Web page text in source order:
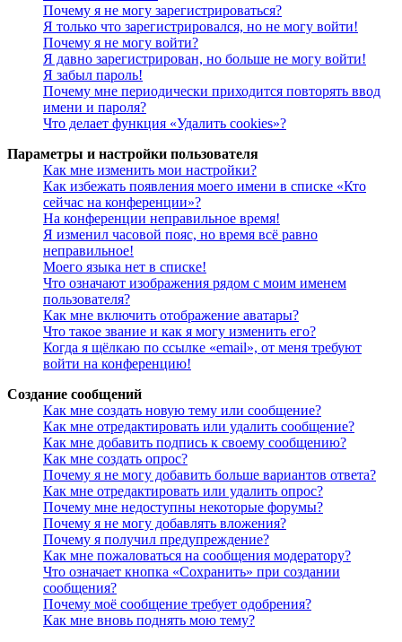
Почему я не могу зарегистрироваться?
Я только что зарегистрировался, но не могу войти!
Почему я не могу войти?
Я давно зарегистрирован, но больше не могу войти!
Я забыл пароль!
Почему мне периодически приходится повторять ввод
имени и пароля?
Что делает функция «Удалить cookies»?
Параметры и настройки пользователя
Как мне изменить мои настройки?
Как избежать появления моего имени в списке «Кто
сейчас на конференции»?
На конференции неправильное время!
Я изменил часовой пояс, но время всё равно
неправильное!
Моего языка нет в списке!
Что означают изображения рядом с моим именем
пользователя?
Как мне включить отображение аватары?
Что такое звание и как я могу изменить его?
Когда я щёлкаю по ссылке «email», от меня требуют
войти на конференцию!
Создание сообщений
Как мне создать новую тему или сообщение?
Как мне отредактировать или удалить сообщение?
Как мне добавить подпись к своему сообщению?
Как мне создать опрос?
Почему я не могу добавить больше вариантов ответа?
Как мне отредактировать или удалить опрос?
Почему мне недоступны некоторые форумы?
Почему я не могу добавлять вложения?
Почему я получил предупреждение?
Как мне пожаловаться на сообщения модератору?
Что означает кнопка «Сохранить» при создании
сообщения?
Почему моё сообщение требует одобрения?
Как мне вновь поднять мою тему?